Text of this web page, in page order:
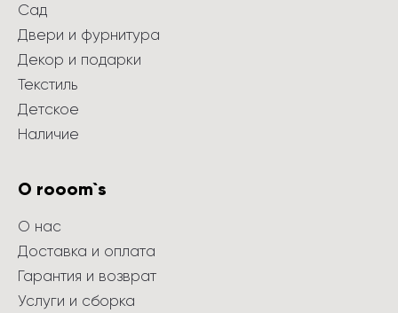
Сад
Двери и фурнитура
Декор и подарки
Текстиль
Детское
Наличие
О rooom`s
О нас
Доставка и оплата
Гарантия и возврат
Услуги и сборка